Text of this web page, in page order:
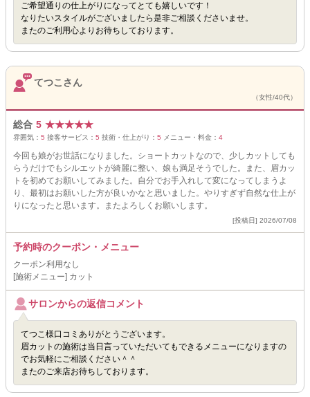
ご希望通りの仕上がりになってとても嬉しいです！
なりたいスタイルがございましたら是非ご相談くださいませ。
またのご利用心よりお待ちしております。
てつこさん
（女性/40代）
総合 5 ★★★★★
雰囲気： 5 接客サービス： 5 技術・仕上がり： 5 メニュー・料金： 4
今回も娘がお世話になりました。ショートカットなので、少しカットしても
らうだけでもシルエットが綺麗に整い、娘も満足そうでした。また、眉カッ
トを初めてお願いしてみました。自分でお手入れして変になってしまうよ
り、最初はお願いした方が良いかなと思いました。やりすぎず自然な仕上が
りになったと思います。またよろしくお願いします。
[投稿日] 2026/07/08
予約時のクーポン・メニュー
クーポン利用なし
[施術メニュー] カット
サロンからの返信コメント
てつこ様口コミありがとうございます。
眉カットの施術は当日言っていただいてもできるメニューになりますの
でお気軽にご相談ください＾＾
またのご来店お待ちしております。